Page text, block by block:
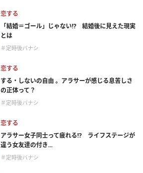
恋する
「結婚＝ゴール」じゃない⁉ 結婚後に見えた現実
とは
＃定時後バナシ
恋する
する・しないの自由 。アラサーが感じる息苦しさ
の正体って？
＃定時後バナシ
恋する
アラサー女子同士って疲れる⁉ ライフステージが
違う女友達の付き...
＃定時後バナシ